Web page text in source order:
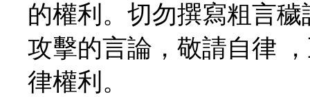
的權利。切勿撰寫粗言
攻擊的言論，敬請自律
律權利。